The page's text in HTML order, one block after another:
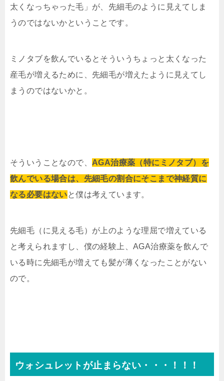
太くなっちゃった毛」が、先細毛のように見えてしま
うのではないかということです。
ミノタブを飲んでいるとそういうちょっと太くなった
産毛が増えるために、先細毛が増えたように見えてし
まうのではないかと。
そういうことなので、 AGA治療薬（特にミノタブ）を
飲んでいる場合は、先細毛の割合にそこまで神経質に
なる必要はないと僕は考えています。
先細毛（に見える毛）が上のような理屈で増えている
と考えられますし、僕の経験上、AGA治療薬を飲んで
いる時に先細毛が増えても髪が薄くなったことがない
ので。
ウォシュレットが止まらない・・・！！！